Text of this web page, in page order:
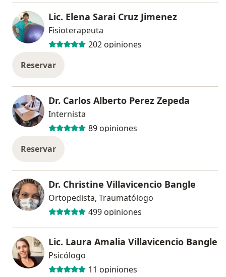
Lic. Elena Sarai Cruz Jimenez
Fisioterapeuta
202 opiniones
Reservar
Dr. Carlos Alberto Perez Zepeda
Internista
89 opiniones
Reservar
Dr. Christine Villavicencio Bangle
Ortopedista, Traumatólogo
499 opiniones
Lic. Laura Amalia Villavicencio Bangle
Psicólogo
11 opiniones